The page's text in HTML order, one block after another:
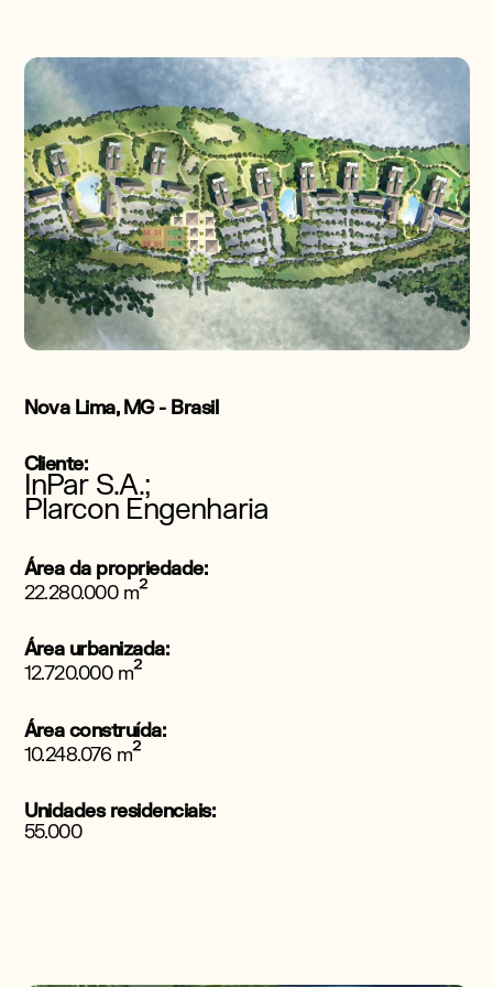
Nova Lima, MG - Brasil
Cliente:
InPar S.A.;
Plarcon Engenharia
Área da propriedade:
22.280.000 m²
Área urbanizada:
12.720.000 m²
Área construída:
10.248.076 m²
Unidades residenciais:
55.000